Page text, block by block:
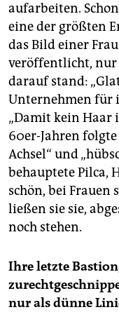
aufarbeiten.
eine der größten
das Bild einer
veröffentlicht, nur
darauf stand:
Unternehmen für
„Damit kein Haar
60er-Jahren
Achsel“ und
behauptete Pilca,
schön, bei
ließen sie sie,
noch stehen.
Ihre letzte
nur als dünne